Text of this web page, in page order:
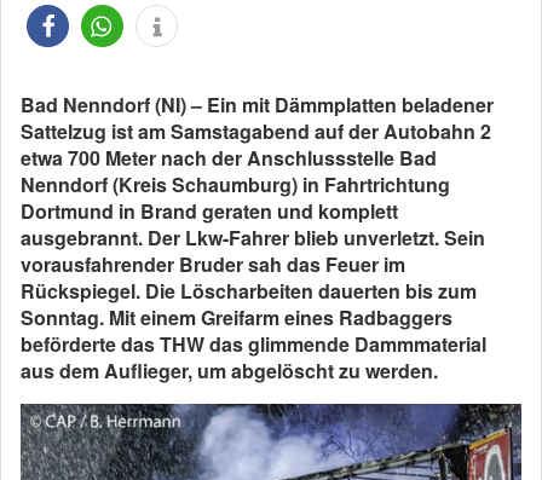
Bad Nenndorf (NI) – Ein mit Dämmplatten beladener
Sattelzug ist am Samstagabend auf der Autobahn 2
etwa 700 Meter nach der Anschlussstelle Bad
Nenndorf (Kreis Schaumburg) in Fahrtrichtung
Dortmund in Brand geraten und komplett
ausgebrannt. Der Lkw-Fahrer blieb unverletzt. Sein
vorausfahrender Bruder sah das Feuer im
Rückspiegel. Die Löscharbeiten dauerten bis zum
Sonntag. Mit einem Greifarm eines Radbaggers
beförderte das THW das glimmende Dammmaterial
aus dem Auflieger, um abgelöscht zu werden.